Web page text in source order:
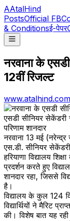
AAtalHind
PostsOfficial FB
& Conditionsई-पेपर
नरवाना के
12वीं रिजल्ट
www.atalhind.com
एसडी सीनियर सेकेंडरी
परिणाम शानदार
नरवाना 13 मई (नरेन्द्र
एस.डी. सीनियर
हरियाणा विद्यालय
प्रदर्शन करते हुए
शानदार रहा, जिससे
है।
विद्यालय के कुल 124
विद्यार्थियों ने मैरिट
की। विशेष बात यह